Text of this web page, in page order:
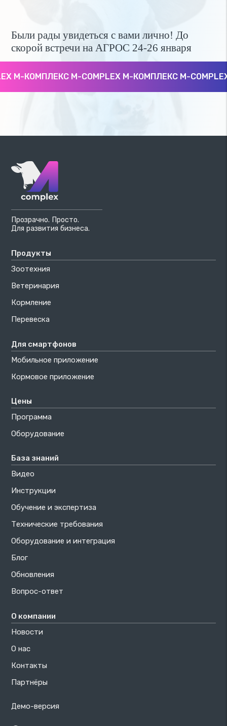
Были рады увидеться с вами лично! До
скорой встречи на АГРОС 24-26 января
М-КОМПЛЕКС M-COMPLEX М-КОМПЛЕКС M-
Прозрачно. Просто.
Для развития бизнеса.
Продукты
Зоотехния
Ветеринария
Кормление
Перевеска
Для смартфонов
Мобильное приложение
Кормовое приложение
Цены
Программа
Оборудование
База знаний
Видео
Инструкции
Обучение и экспертиза
Технические требования
Оборудование и интеграция
Блог
Обновления
Вопрос-ответ
О компании
Новости
О нас
Контакты
Партнёры
Демо-версия